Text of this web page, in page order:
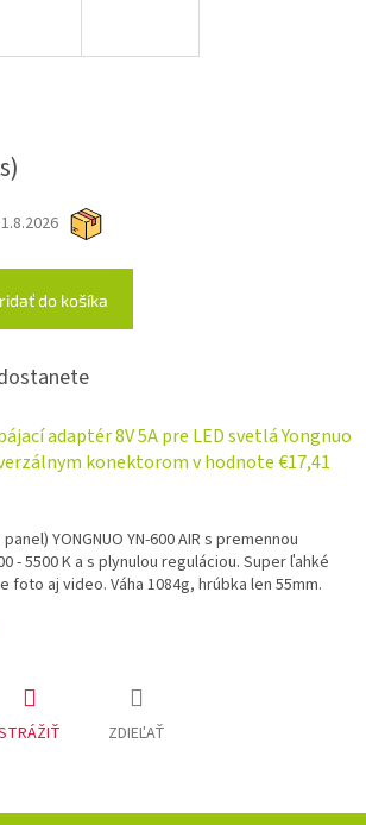
do košíka
adaptér 8V 5A pre LED svetlá Yongnuo
konektoromv hodnote €17,41
YONGNUO YN-600 AIR s premennou
- 5500 K a s plynulou reguláciou. Super ľahké
foto aj video. Váha 1084g, hrúbka len 55mm.
ZDIEĽAŤ